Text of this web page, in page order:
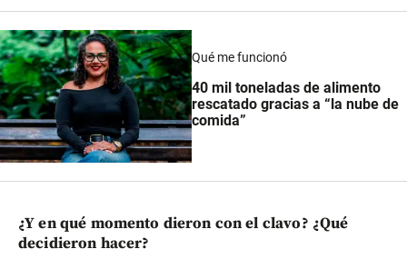
Qué me funcionó
40 mil toneladas de alimento
rescatado gracias a “la nube de
comida”
¿Y en qué momento dieron con el clavo? ¿Qué
decidieron hacer?